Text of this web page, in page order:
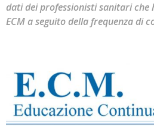
dati dei professionisti sanitari
ECM a seguito della frequenza di